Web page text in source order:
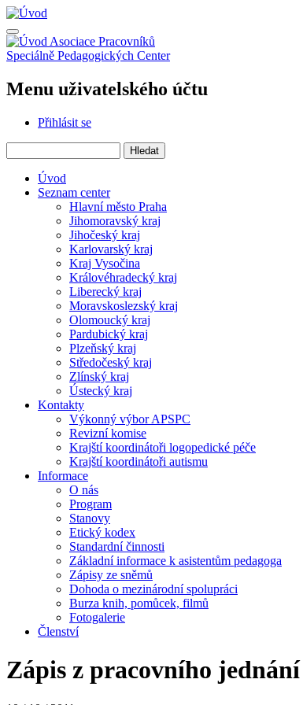
Přejít
k
hlavnímu
obsahu
Asociace Pracovníků
Speciálně Pedagogických Center
Menu uživatelského účtu
Přihlásit se
Úvod
Seznam center
Hlavní město Praha
Jihomoravský kraj
Jihočeský kraj
Karlovarský kraj
Kraj Vysočina
Královéhradecký kraj
Liberecký kraj
Moravskoslezský kraj
Olomoucký kraj
Pardubický kraj
Plzeňský kraj
Středočeský kraj
Zlínský kraj
Ústecký kraj
Kontakty
Výkonný výbor APSPC
Revizní komise
Krajští koordinátoři logopedické péče
Krajští koordinátoři autismu
Informace
O nás
Program
Stanovy
Etický kodex
Standardní činnosti
Základní informace k asistentům pedagoga
Zápisy ze sněmů
Dohoda o mezinárodní spolupráci
Burza knih, pomůcek, filmů
Fotogalerie
Členství
Zápis z pracovního